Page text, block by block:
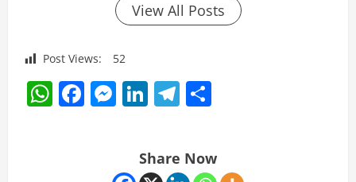
View All Posts
Post Views: 52
WhatsApp
Facebook
Messenger
LinkedIn
Telegram
Share Now